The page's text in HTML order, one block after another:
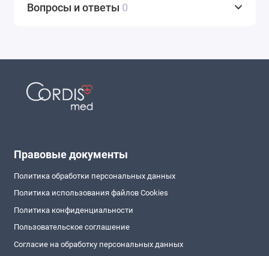
Вопросы и ответы 0
Правовые документы
Политика обработки персональных данных
Политика использования файлов Cookies
Политика конфиденциальности
Пользовательское соглашение
Согласие на обработку персональных данных